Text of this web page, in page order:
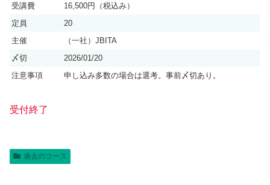
受講費
16,500円（税込み）
定員
20
主催
（一社）JBITA
〆切
2026/01/20
注意事項
申し込み多数の場合は選考。事前〆切あり。
受付終了
過去のコース